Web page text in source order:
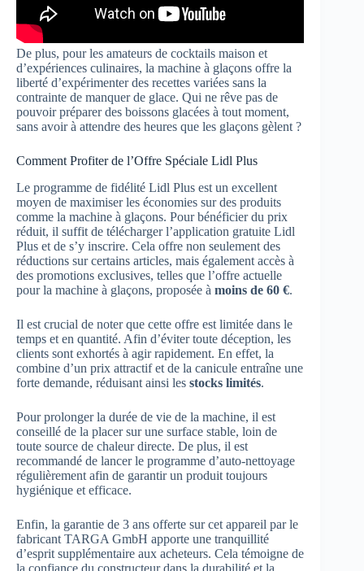
De plus, pour les amateurs de cocktails maison et
d’expériences culinaires, la machine à glaçons offre la
liberté d’expérimenter des recettes variées sans la
contrainte de manquer de glace. Qui ne rêve pas de
pouvoir préparer des boissons glacées à tout moment,
sans avoir à attendre des heures que les glaçons gèlent ?
Comment Profiter de l’Offre Spéciale Lidl Plus
Le programme de fidélité Lidl Plus est un excellent
moyen de maximiser les économies sur des produits
comme la machine à glaçons. Pour bénéficier du prix
réduit, il suffit de télécharger l’application gratuite Lidl
Plus et de s’y inscrire. Cela offre non seulement des
réductions sur certains articles, mais également accès à
des promotions exclusives, telles que l’offre actuelle
pour la machine à glaçons, proposée à moins de 60 €.
Il est crucial de noter que cette offre est limitée dans le
temps et en quantité. Afin d’éviter toute déception, les
clients sont exhortés à agir rapidement. En effet, la
combine d’un prix attractif et de la canicule entraîne une
forte demande, réduisant ainsi les stocks limités.
Pour prolonger la durée de vie de la machine, il est
conseillé de la placer sur une surface stable, loin de
toute source de chaleur directe. De plus, il est
recommandé de lancer le programme d’auto-nettoyage
régulièrement afin de garantir un produit toujours
hygiénique et efficace.
Enfin, la garantie de 3 ans offerte sur cet appareil par le
fabricant TARGA GmbH apporte une tranquillité
d’esprit supplémentaire aux acheteurs. Cela témoigne de
la confiance du constructeur dans la durabilité et la